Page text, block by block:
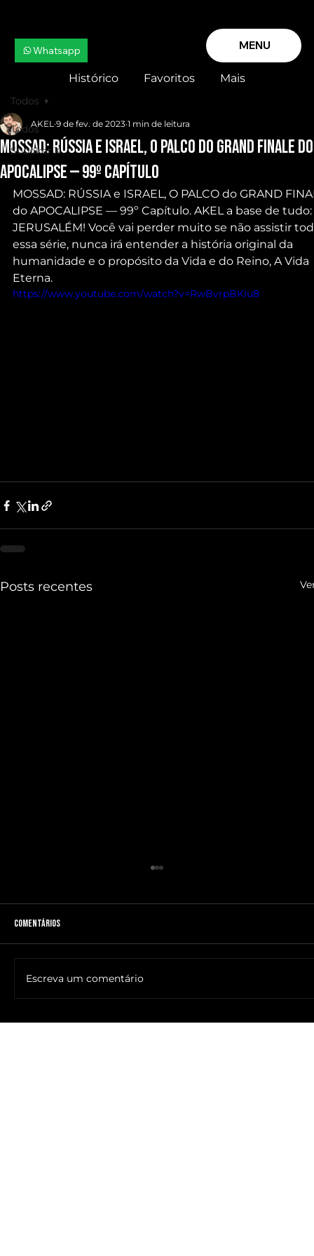
MENU
Whatsapp
Histórico Favoritos Mais
Todos
Snooker X
Todos
MOSSAD: RÚSSIA e ISRAEL, O PALCO do GRAND FINALE do
APOCALIPSE — 99º Capítulo
AKEL 9 de fev. de 2023 1 min de leitura
MOSSAD: RÚSSIA e ISRAEL, O PALCO do GRAND
do APOCALIPSE — 99º Capítulo. AKEL a base de tudo:
JERUSALÉM! Você vai perder muito se não assistir
essa série, nunca irá entender a história original da
humanidade e o propósito da Vida e do Reino, A Vida
Eterna.
https://www.youtube.com/watch?v=RwBvrpBKIu8
Posts recentes
Comentários
Escreva um comentário